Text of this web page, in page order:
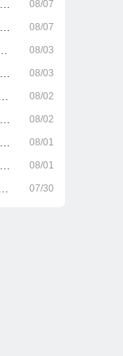
08/07
08/07
08/03
08/03
08/02
08/02
08/01
08/01
07/30